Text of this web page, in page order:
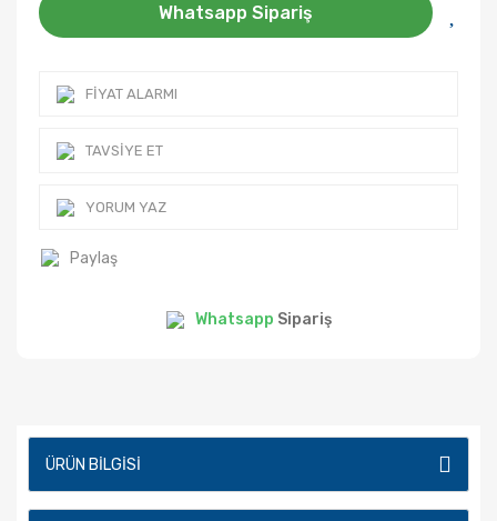
Whatsapp Sipariş
FIYAT ALARMI
TAVSIYE ET
YORUM YAZ
Paylaş
Whatsapp Sipariş
ÜRÜN BILGISI